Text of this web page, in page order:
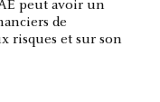
peut avoir un
de
risques et sur son